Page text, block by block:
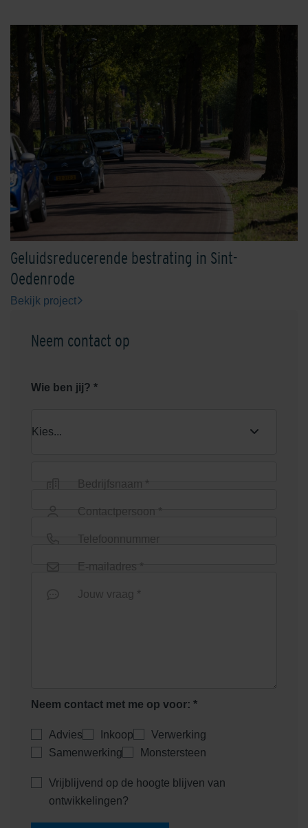
Engels Rood Ferro
Grafiet
Geluidsreducerende bestrating in Sint-
Oedenrode
Bekijk project
Neem contact op
Wie ben jij? *
Bedrijfsnaam *
Contactpersoon *
Telefoonnummer
E-mailadres *
Jouw vraag *
Neem contact met me op voor: *
Advies Inkoop
Verwerking
Samenwerking
Monstersteen
Vrijblijvend op de hoogte blijven van
ontwikkelingen?